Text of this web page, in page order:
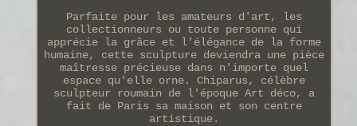
Parfaite pour les amateurs d'art, les
collectionneurs ou toute personne qui
apprécie la grâce et l'élégance de la forme
humaine, cette sculpture deviendra une pièce
maîtresse précieuse dans n'importe quel
espace qu'elle orne. Chiparus, célèbre
sculpteur roumain de l'époque Art déco, a
fait de Paris sa maison et son centre
artistique.